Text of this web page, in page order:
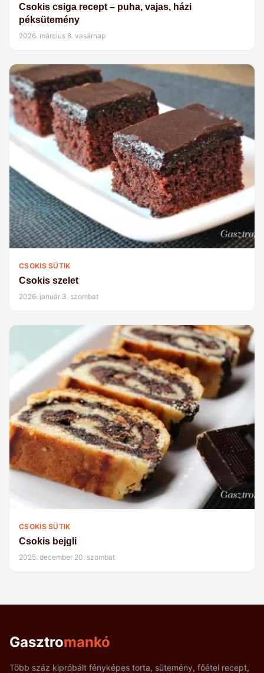
Csokis csiga recept – puha, vajas, házi
péksütemény
2026. március 8. vasárnap
CSOKIS SÜTIK
Csokis szelet
2026. január 3. szombat
CSOKIS SÜTIK
Csokis bejgli
2025. december 20. szombat
Gasztromankó
Több száz kipróbált fényképes torta, sütemény, főétel recept,